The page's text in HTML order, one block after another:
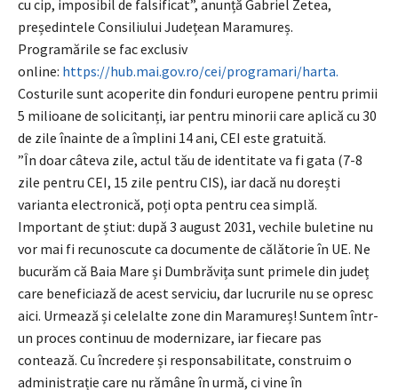
cu cip, imposibil de falsificat”, anunță Gabriel Zetea,
președintele Consiliului Județean Maramureș.
Programările se fac exclusiv
online: https://hub.mai.gov.ro/cei/programari/harta.
Costurile sunt acoperite din fonduri europene pentru primii
5 milioane de solicitanți, iar pentru minorii care aplică cu 30
de zile înainte de a împlini 14 ani, CEI este gratuită.
”În doar câteva zile, actul tău de identitate va fi gata (7-8
zile pentru CEI, 15 zile pentru CIS), iar dacă nu dorești
varianta electronică, poți opta pentru cea simplă.
Important de știut: după 3 august 2031, vechile buletine nu
vor mai fi recunoscute ca documente de călătorie în UE. Ne
bucurăm că Baia Mare și Dumbrăvița sunt primele din județ
care beneficiază de acest serviciu, dar lucrurile nu se opresc
aici. Urmează și celelalte zone din Maramureș! Suntem într-
un proces continuu de modernizare, iar fiecare pas
contează. Cu încredere și responsabilitate, construim o
administrație care nu rămâne în urmă, ci vine în